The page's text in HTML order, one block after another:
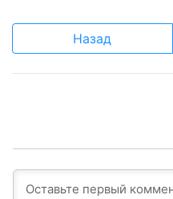
Назад